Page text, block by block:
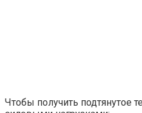
Чтобы получить подтянутое